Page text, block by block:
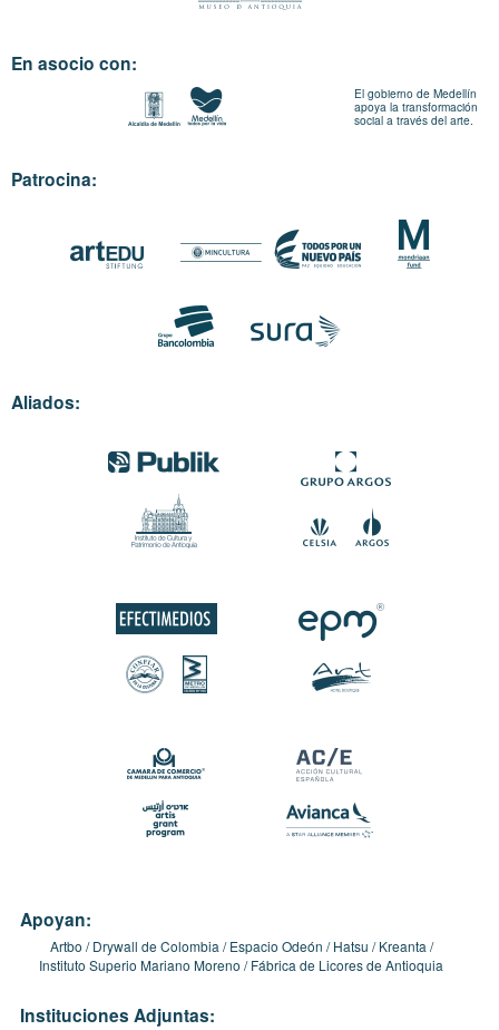
En asocio con:
El gobierno de Medellín
apoya la transformación
social a través del arte.
Patrocina:
Aliados:
Apoyan:
Artbo Drywall de Colombia Espacio Odeón Hatsu
Kreanta
Instituto Superio Mariano Moreno
Fábrica de Licores de Antioquia
Instituciones Adjuntas: